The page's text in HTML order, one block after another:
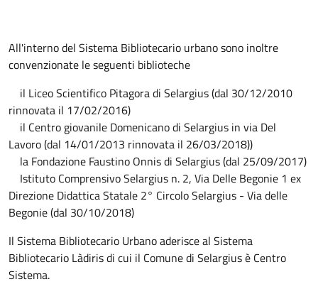
All'interno del Sistema Bibliotecario urbano sono inoltre
convenzionate le seguenti biblioteche
il Liceo Scientifico Pitagora di Selargius (dal 30/12/2010
rinnovata il 17/02/2016)
il Centro giovanile Domenicano di Selargius in via Del
Lavoro (dal 14/01/2013 rinnovata il 26/03/2018))
la Fondazione Faustino Onnis di Selargius (dal 25/09/2017)
Istituto Comprensivo Selargius n. 2, Via Delle Begonie 1 ex
Direzione Didattica Statale 2° Circolo Selargius - Via delle
Begonie (dal 30/10/2018)
Il Sistema Bibliotecario Urbano aderisce al Sistema
Bibliotecario Làdiris di cui il Comune di Selargius è Centro
Sistema.